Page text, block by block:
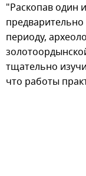
"Раскопав один
периоду,
тщательно
что работы